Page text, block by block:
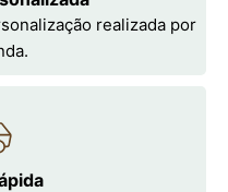
realizada por